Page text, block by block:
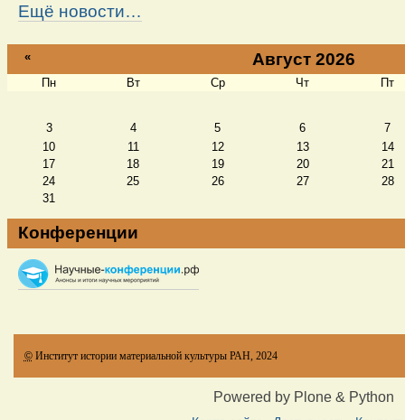
Ещё новости…
« Август 2026
Пн Вт Ср Чт Пт
3 4 5 6
7
10
11 12 13
14
17
18 19 20
21
24
25 26 27
28
31
Конференции
© Институт истории материальной культуры РАН, 2024
Powered by Plone & Python